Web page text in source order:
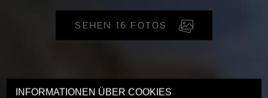
INFORMATIONEN ÜBER COOKIES
SEHEN 16 FOTOS